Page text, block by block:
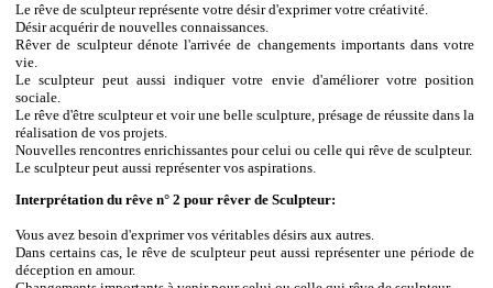
Le rêve de sculpteur représente votre désir d'exprimer votre créativité.
Désir acquérir de nouvelles connaissances.
Rêver de sculpteur dénote l'arrivée de changements importants dans votre
vie.
Le sculpteur peut aussi indiquer votre envie d'améliorer votre position
sociale.
Le rêve d'être sculpteur et voir une belle sculpture, présage de réussite dans la
réalisation de vos projets.
Nouvelles rencontres enrichissantes pour celui ou celle qui rêve de sculpteur.
Le sculpteur peut aussi représenter vos aspirations.
Interprétation du rêve n° 2 pour rêver de Sculpteur:
Vous avez besoin d'exprimer vos véritables désirs aux autres.
Dans certains cas, le rêve de sculpteur peut aussi représenter une période de
déception en amour.